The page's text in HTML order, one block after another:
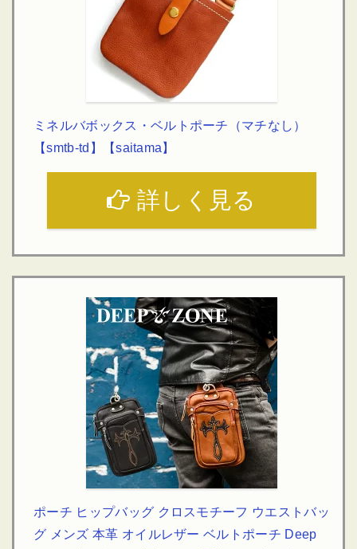
ミネルバボックス・ベルトポーチ（マチなし）
【smtb-td】【saitama】
詳しく見る
ポーチ ヒップバッグ クロスモチーフ ウエストバッ
グ メンズ 本革 オイルレザー ベルトポーチ Deep